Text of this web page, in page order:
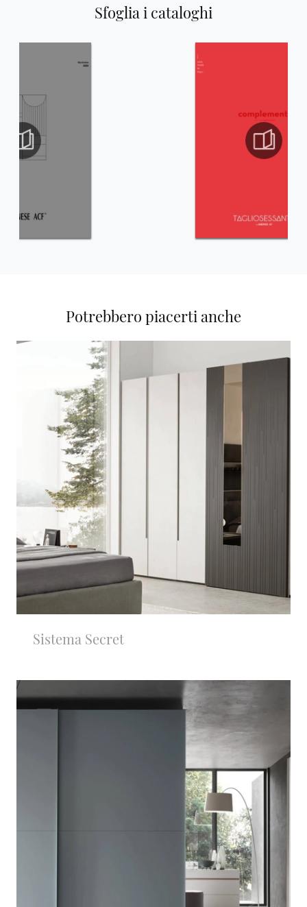
Sfoglia i cataloghi
Potrebbero piacerti anche
Sistema Secret